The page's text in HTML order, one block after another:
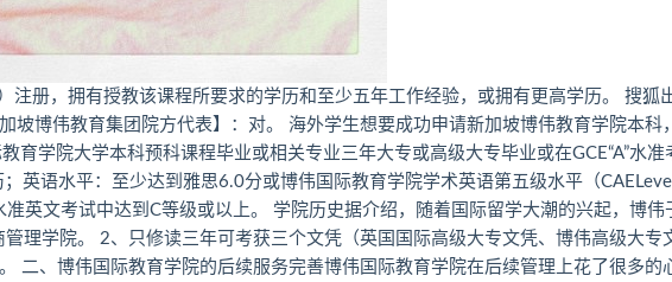
注册，拥有授教该课程所要求的学历和至少五年工作经验，或拥有更高学历。 搜狐
坡博伟教育集团院方代表】：对。 海外学生想要成功申请新加坡博伟教育学院本科
育学院大学本科预科课程毕业或相关专业三年大专或高级大专毕业或在GCE“A”水准
英语水平：至少达到雅思6.0分或博伟国际教育学院学术英语第五级水平（
准英文考试中达到C等级或以上。 学院历史据介绍，随着国际留学大潮的兴起，博伟
理学院。 2、只修读三年可考获三个文凭（英国国际高级大专文凭、博伟高级大专
二、博伟国际教育学院的后续服务完善博伟国际教育学院在后续管理上花了很多的